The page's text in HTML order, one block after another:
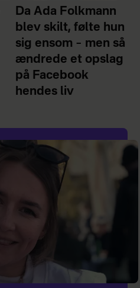
Da Ada Folkmann
blev skilt, følte hun
sig ensom – men så
ændrede et opslag
på Facebook
hendes liv